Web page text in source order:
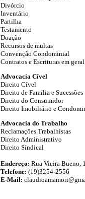
Divórcio
Inventário
Partilha
Testamento
Doação
Recursos de multas
Convenção Condominial
Contratos e Escrituras em geral
Advocacia Cível
Direito Cível
Direito de Família e Sucessões
Direito do Consumidor
Direito Imobiliário e
Advocacia do Trabalho
Reclamações Trabalhistas
Direito Administrativo
Direito Sindical
Endereço: Rua Vieira Bueno,
Telefone: (19)3254-2556
E-Mail: